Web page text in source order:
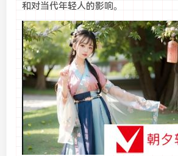
和对当代年轻人的影响。